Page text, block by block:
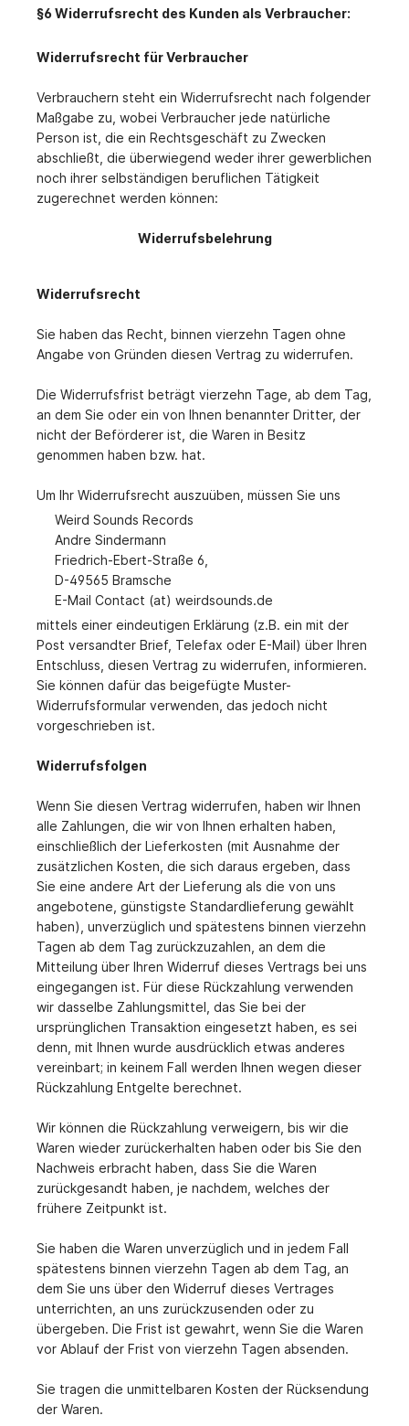
§6 Widerrufsrecht des Kunden als Verbraucher:
Widerrufsrecht für Verbraucher
Verbrauchern steht ein Widerrufsrecht nach folgender
Maßgabe zu, wobei Verbraucher jede natürliche
Person ist, die ein Rechtsgeschäft zu Zwecken
abschließt, die überwiegend weder ihrer gewerblichen
noch ihrer selbständigen beruflichen Tätigkeit
zugerechnet werden können:
Widerrufsbelehrung
Widerrufsrecht
Sie haben das Recht, binnen vierzehn Tagen ohne
Angabe von Gründen diesen Vertrag zu widerrufen.
Die Widerrufsfrist beträgt vierzehn Tage, ab dem Tag,
an dem Sie oder ein von Ihnen benannter Dritter, der
nicht der Beförderer ist, die Waren in Besitz
genommen haben bzw. hat.
Um Ihr Widerrufsrecht auszuüben, müssen Sie uns
Weird Sounds Records
Andre Sindermann
Friedrich-Ebert-Straße 6,
D-49565 Bramsche
E-Mail Contact (at) weirdsounds.de
mittels einer eindeutigen Erklärung (z.B. ein mit der
Post versandter Brief, Telefax oder E-Mail) über Ihren
Entschluss, diesen Vertrag zu widerrufen, informieren.
Sie können dafür das beigefügte Muster-
Widerrufsformular verwenden, das jedoch nicht
vorgeschrieben ist.
Widerrufsfolgen
Wenn Sie diesen Vertrag widerrufen, haben wir Ihnen
alle Zahlungen, die wir von Ihnen erhalten haben,
einschließlich der Lieferkosten (mit Ausnahme der
zusätzlichen Kosten, die sich daraus ergeben, dass
Sie eine andere Art der Lieferung als die von uns
angebotene, günstigste Standardlieferung gewählt
haben), unverzüglich und spätestens binnen vierzehn
Tagen ab dem Tag zurückzuzahlen, an dem die
Mitteilung über Ihren Widerruf dieses Vertrags bei uns
eingegangen ist. Für diese Rückzahlung verwenden
wir dasselbe Zahlungsmittel, das Sie bei der
ursprünglichen Transaktion eingesetzt haben, es sei
denn, mit Ihnen wurde ausdrücklich etwas anderes
vereinbart; in keinem Fall werden Ihnen wegen dieser
Rückzahlung Entgelte berechnet.
Wir können die Rückzahlung verweigern, bis wir die
Waren wieder zurückerhalten haben oder bis Sie den
Nachweis erbracht haben, dass Sie die Waren
zurückgesandt haben, je nachdem, welches der
frühere Zeitpunkt ist.
Sie haben die Waren unverzüglich und in jedem Fall
spätestens binnen vierzehn Tagen ab dem Tag, an
dem Sie uns über den Widerruf dieses Vertrages
unterrichten, an uns zurückzusenden oder zu
übergeben. Die Frist ist gewahrt, wenn Sie die Waren
vor Ablauf der Frist von vierzehn Tagen absenden.
Sie tragen die unmittelbaren Kosten der Rücksendung
der Waren.